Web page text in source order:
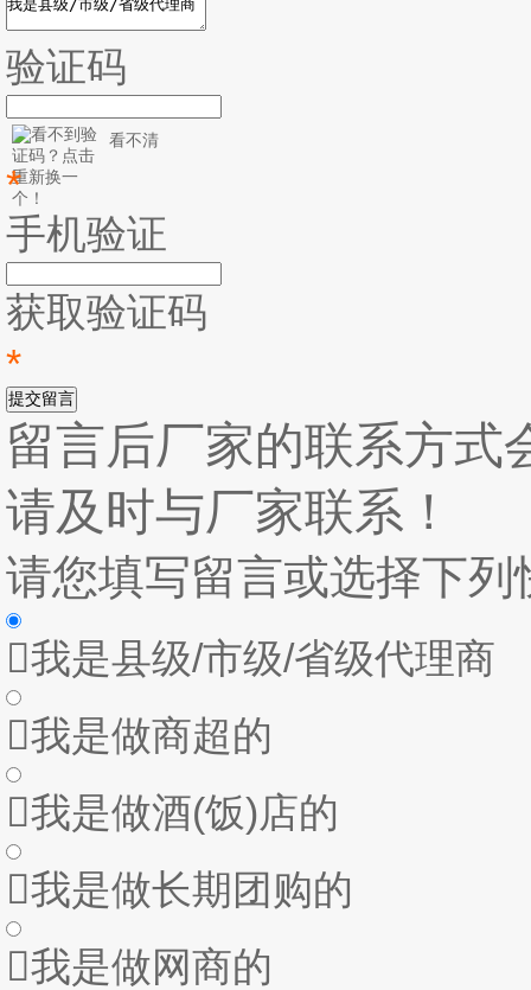
验证码
看不清
*
手机验证
获取验证码
*
提交留言
留言后厂家的联系方式
请及时与厂家联系！
请您填写留言或选择下列
我是县级/市级/省级代理商
我是做商超的
我是做酒(饭)店的
我是做长期团购的
我是做网商的